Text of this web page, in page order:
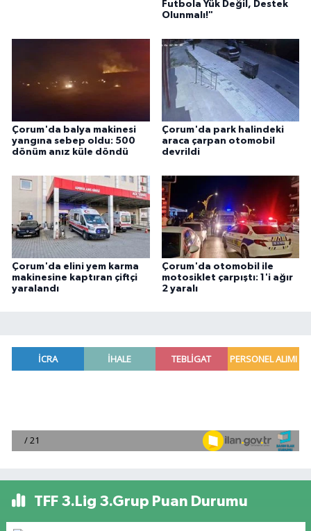
Futbola Yük Değil, Destek
Olunmalı!"
Çorum'da balya makinesi
yangına sebep oldu: 500
dönüm anız küle döndü
Çorum'da park halindeki
araca çarpan otomobil
devrildi
Çorum'da elini yem karma
makinesine kaptıran çiftçi
yaralandı
Çorum'da otomobil ile
motosiklet çarpıştı: 1'i ağır
2 yaralı
TFF 3.Lig 3.Grup Puan Durumu